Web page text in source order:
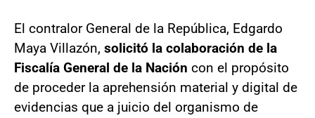
El contralor General de la República, Edgardo
Maya Villazón, solicitó la colaboración de la
Fiscalía General de la Nación con el propósito
de proceder la aprehensión material y digital de
evidencias que a juicio del organismo de